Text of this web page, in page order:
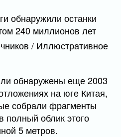
/ Иллюстративное
обнаружены еще 2003
на юге Китая,
собрали фрагменты
полный облик этого
5 метров.